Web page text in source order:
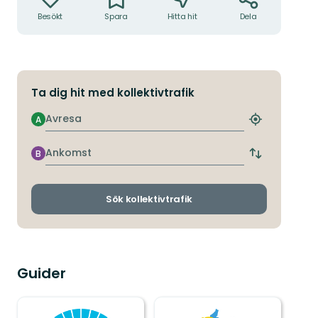
Besökt Spara Hitta hit Dela
Ta dig hit med kollektivtrafik
Avresa
A
Hitta
hållplats
Ankomst
B
Byt
och
Sök kollektivtrafik
Guider